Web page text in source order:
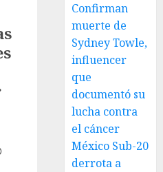
Confirman
muerte de
Sydney Towle,
influencer
que
documentó su
lucha contra
el cáncer
México Sub-20
derrota a